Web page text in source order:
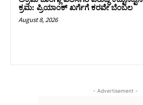
ಕ್ರಮ: ಪ್ರಿಯಾಂಕ್ ಖರ್ಗೆಗೆ ಕರವೇ ಬೆಂಬಲ
August 8, 2026
- Advertisement -